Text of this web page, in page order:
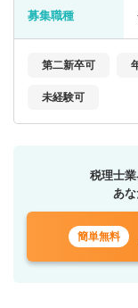
募集職種
第二新卒可
未経験可
税理士
あな
簡単無料